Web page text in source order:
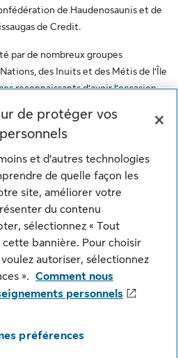
de Haudenosaunis et de
de Credit.
par de nombreux groupes
des Inuits et des Métis de l’Île
reconnaissants d’avoir l’occasion
et à reconnaître l’oppression des
il reflète l’engagement de la Sun
autochtones et de ses employés
d'assurance-vie. Tous
Sécurité
de protéger vos
et d’autres technologies
de quelle façon les
site, améliorer votre
du contenu
sélectionnez « Tout
bannière. Pour choisir
autoriser, sélectionnez
». Comment nous
personnels
préférences